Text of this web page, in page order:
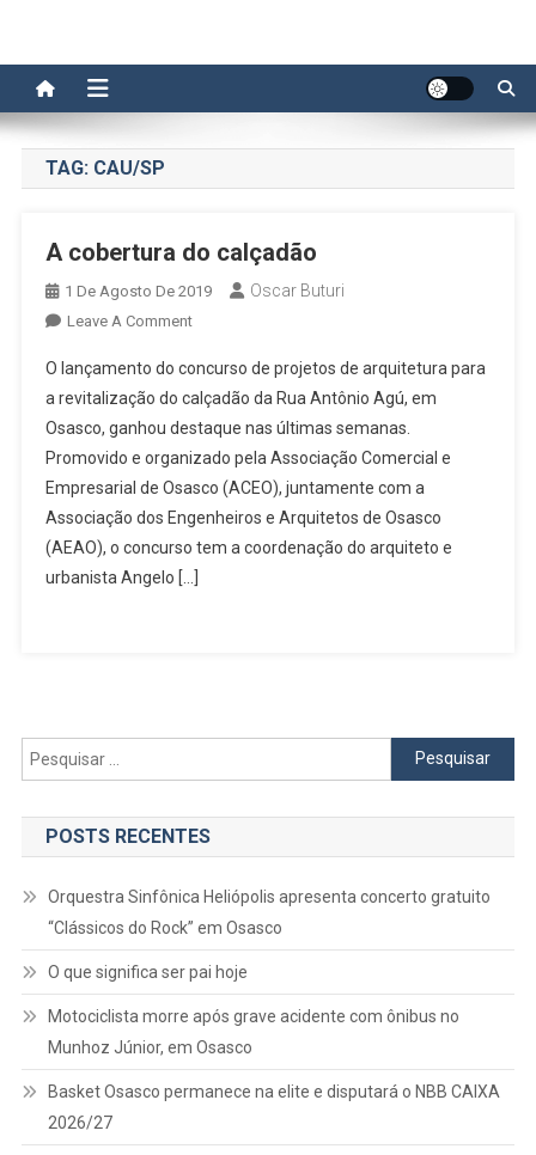
TAG: CAU/SP
A cobertura do calçadão
1 De Agosto De 2019 Oscar Buturi
Leave A CommentOn
Cobertura
Do
Calçadão
O lançamento do concurso de projetos de arquitetura para
a revitalização do calçadão da Rua Antônio Agú, em
Osasco, ganhou destaque nas últimas semanas.
Promovido e organizado pela Associação Comercial e
Empresarial de Osasco (ACEO), juntamente com a
Associação dos Engenheiros e Arquitetos de Osasco
(AEAO), o concurso tem a coordenação do arquiteto e
urbanista Angelo […]
Pesquisar
por:
POSTS RECENTES
Orquestra Sinfônica Heliópolis apresenta concerto gratuito
“Clássicos do Rock” em Osasco
O que significa ser pai hoje
Motociclista morre após grave acidente com ônibus no
Munhoz Júnior, em Osasco
Basket Osasco permanece na elite e disputará o NBB CAIXA
2026/27